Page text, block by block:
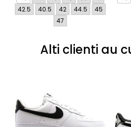
42.5
40.5 42 44.5
45
47
Alti clienti au